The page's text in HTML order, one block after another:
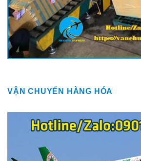
VẬN CHUYỂN HÀNG HÓA